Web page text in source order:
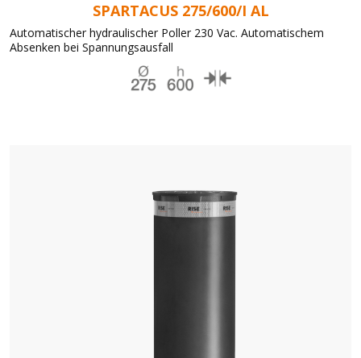
SPARTACUS 275/600/I AL
Automatischer hydraulischer Poller 230 Vac. Automatischem
Absenken bei Spannungsausfall